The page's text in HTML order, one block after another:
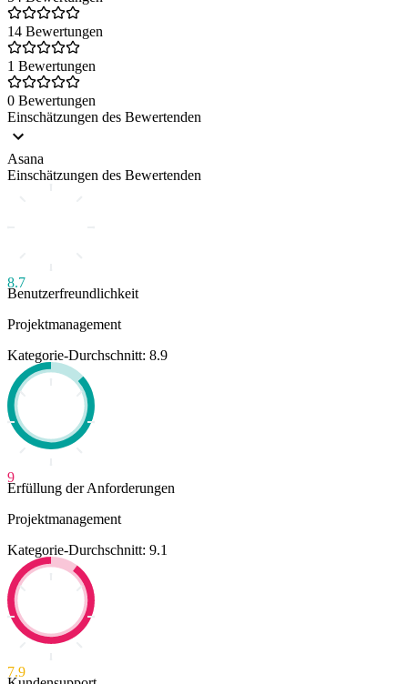
14 Bewertungen
1 Bewertungen
0 Bewertungen
Einschätzungen des Bewertenden
Asana
Einschätzungen des Bewertenden
8.7
Benutzerfreundlichkeit
Projektmanagement
Kategorie-Durchschnitt: 8.9
9
Erfüllung der Anforderungen
Projektmanagement
Kategorie-Durchschnitt: 9.1
7.9